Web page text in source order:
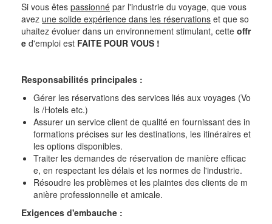
Si vous êtes passionné par l'industrie du voyage, que vous
avez une solide expérience dans les réservations et que so
uhaitez évoluer dans un environnement stimulant, cette offr
e d'emploi est FAITE POUR VOUS !
Responsabilités principales :
Gérer les réservations des services liés aux voyages (Vo
ls /Hotels etc.)
Assurer un service client de qualité en fournissant des in
formations précises sur les destinations, les itinéraires et
les options disponibles.
Traiter les demandes de réservation de manière efficac
e, en respectant les délais et les normes de l'industrie.
Résoudre les problèmes et les plaintes des clients de m
anière professionnelle et amicale.
Exigences d'embauche :